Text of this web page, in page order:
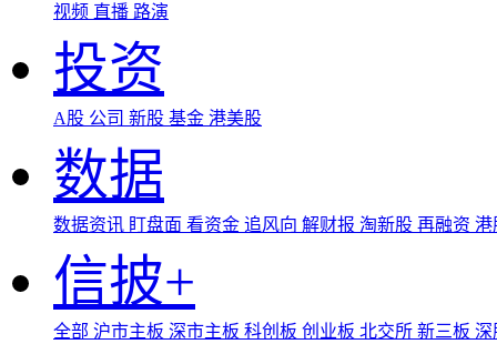
视频 直播 路演
投资
A股 公司 新股 基金 港美股
数据
数据资讯 盯盘面 看资金 追风向 解财报 淘新股 再融资
信披+
全部 沪市主板 深市主板 科创板 创业板 北交所 新三板